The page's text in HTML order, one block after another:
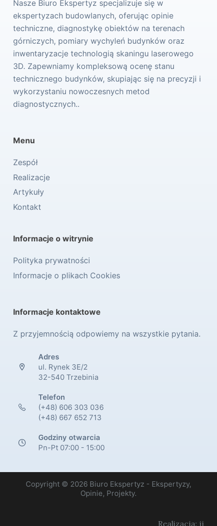
Nasze Biuro Ekspertyz specjalizuje się w
ekspertyzach budowlanych, oferując opinie
techniczne, diagnostykę obiektów na terenach
górniczych, pomiary wychyleń budynków oraz
inwentaryzacje technologią skaningu laserowego
3D. Zapewniamy kompleksową ocenę stanu
technicznego budynków, skupiając się na precyzji i
wykorzystaniu nowoczesnych metod
diagnostycznych..
Menu
Zespół
Realizacje
Artykuły
Kontakt
Informacje o witrynie
Polityka prywatności
Informacje o plikach Cookies
Informacje kontaktowe
Z przyjemnością odpowiemy na wszystkie pytania.
Adres
ul. Rynek 3E/2
32-540 Trzebinia
Telefon
(+48) 606 303 036
(+48) 667 652 713
Godziny otwarcia
Pn-Pt 07:00 - 15:00
Copyright © 2026 Biuro Ekspertyz - Ekspertyzy,
Opinie, Projekty.
Realizacja: jj